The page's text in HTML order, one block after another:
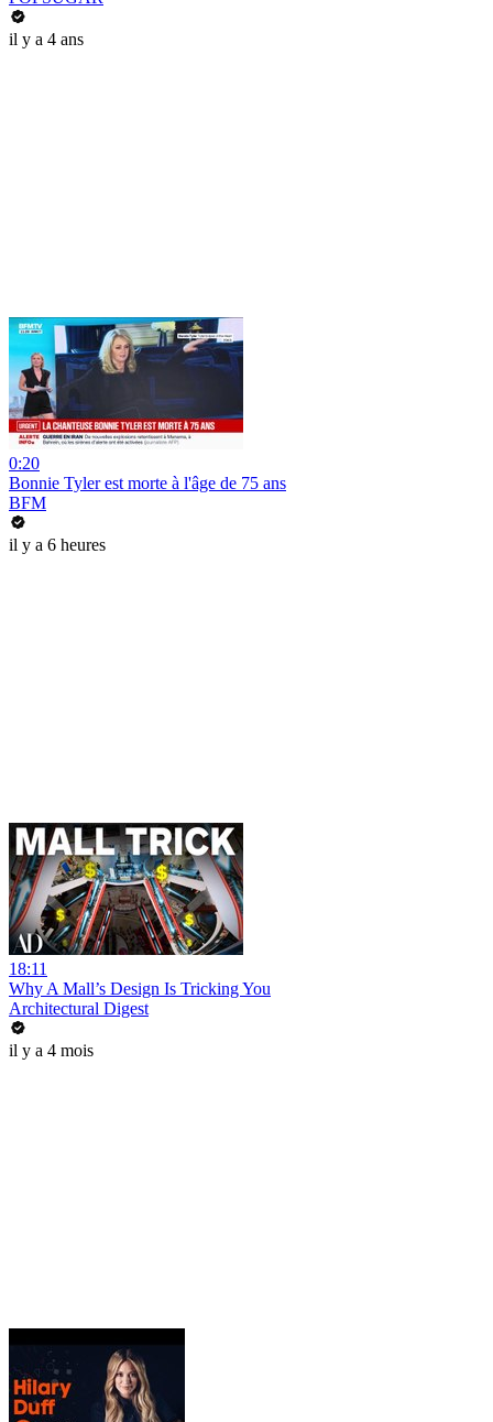
il y a 4 ans
0:20
Bonnie Tyler est morte à l'âge de 75 ans
BFM
il y a 6 heures
18:11
Why A Mall’s Design Is Tricking You
Architectural Digest
il y a 4 mois